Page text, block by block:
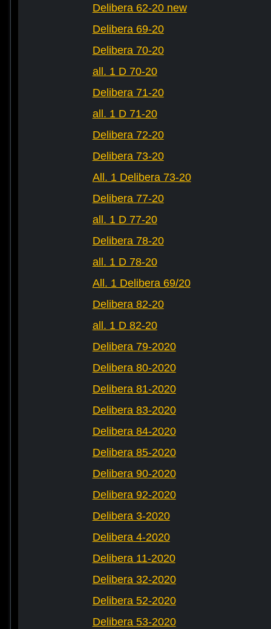
Delibera 62-20 new
Delibera 69-20
Delibera 70-20
all. 1 D 70-20
Delibera 71-20
all. 1 D 71-20
Delibera 72-20
Delibera 73-20
All. 1 Delibera 73-20
Delibera 77-20
all. 1 D 77-20
Delibera 78-20
all. 1 D 78-20
All. 1 Delibera 69/20
Delibera 82-20
all. 1 D 82-20
Delibera 79-2020
Delibera 80-2020
Delibera 81-2020
Delibera 83-2020
Delibera 84-2020
Delibera 85-2020
Delibera 90-2020
Delibera 92-2020
Delibera 3-2020
Delibera 4-2020
Delibera 11-2020
Delibera 32-2020
Delibera 52-2020
Delibera 53-2020